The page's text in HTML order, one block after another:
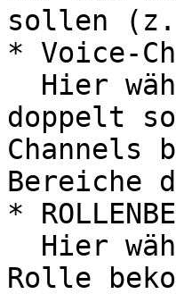
sollen
* Voice-
doppelt
Channels
Bereiche
*
Rolle